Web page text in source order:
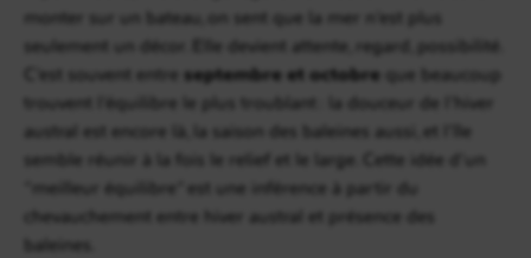
monter sur un bateau, on sent que la mer n’est plus
seulement un décor. Elle devient attente, regard, possibilité.
C’est souvent entre septembre et octobre que beaucoup
trouvent l’équilibre le plus troublant : la douceur de l’hiver
austral est encore là, la saison des baleines aussi, et l’île
semble réunir à la fois le relief et le large. Cette idée d’un
“meilleur équilibre” est une inférence à partir du
chevauchement entre hiver austral et présence des
baleines.